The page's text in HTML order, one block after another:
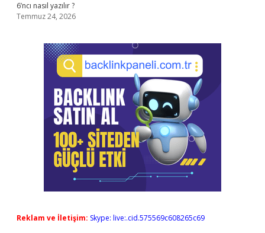
6’ncı nasıl yazılır ?
Temmuz 24, 2026
Reklam ve İletişim: Skype: live:.cid.575569c608265c69